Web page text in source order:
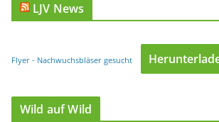
LJV News
Flyer - Nachwuchsbläser gesucht
Wild auf Wild